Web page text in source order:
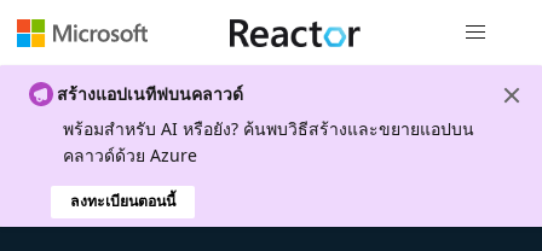
สร้างแอปเนทีฟบนคลาวด์
พร้อมสําหรับ AI หรือยัง? ค้นพบวิธีสร้างและขยายแอปบน
คลาวด์ด้วย Azure
ลงทะเบียนตอนนี้